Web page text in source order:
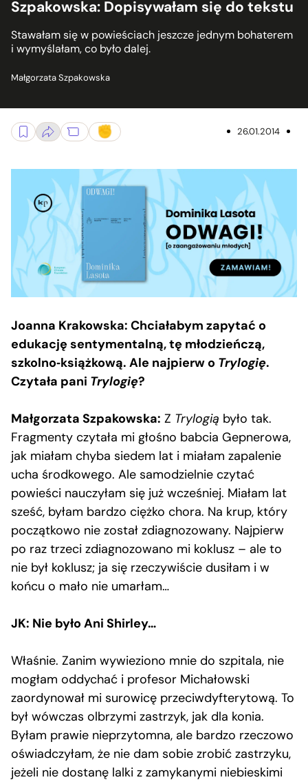
Szpakowska: Dopisywałam się do tekstu
Stawałam się w powieściach jeszcze jednym bohaterem
i wymyślałam, co było dalej.
Małgorzata Szpakowska
26.01.2014
Joanna Krakowska: Chciałabym zapytać o
edukację sentymentalną, tę młodzieńczą,
szkolno‑książkową. Ale najpierw o Trylogię.
Czytała pani Trylogię?
Małgorzata Szpakowska: Z Trylogią było tak.
Fragmenty czytała mi głośno babcia Gepnerowa,
jak miałam chyba siedem lat i miałam zapalenie
ucha środkowego. Ale samodzielnie czytać
powieści nauczyłam się już wcześniej. Miałam lat
sześć, byłam bardzo ciężko chora. Na krup, który
początkowo nie został zdiagnozowany. Najpierw
po raz trzeci zdiagnozowano mi koklusz – ale to
nie był koklusz; ja się rzeczywiście dusiłam i w
końcu o mało nie umarłam…
JK: Nie było Ani Shirley…
Właśnie. Zanim wywieziono mnie do szpitala, nie
mogłam oddychać i profesor Michałowski
zaordynował mi surowicę przeciwdyfterytową. To
był wówczas olbrzymi zastrzyk, jak dla konia.
Byłam prawie nieprzytomna, ale bardzo rzeczowo
oświadczyłam, że nie dam sobie zrobić zastrzyku,
jeżeli nie dostanę lalki z zamykanymi niebieskimi